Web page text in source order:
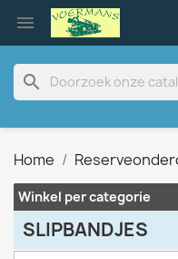

search
Home
Winkel per categorie
SLIPBANDJES